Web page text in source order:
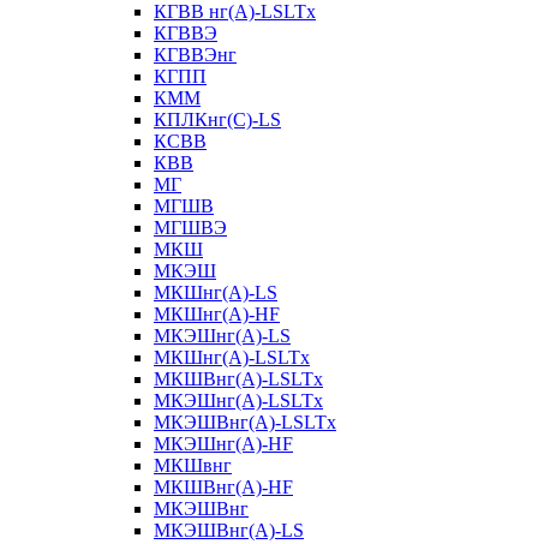
КГВВ нг(А)-LSLTx
КГВВЭ
КГВВЭнг
КГПП
КММ
КПЛКнг(C)-LS
КСВВ
КВВ
МГ
МГШВ
МГШВЭ
МКШ
МКЭШ
МКШнг(А)-LS
МКШнг(А)-HF
МКЭШнг(А)-LS
МКШнг(А)-LSLTx
МКШВнг(A)-LSLTx
МКЭШнг(А)-LSLTx
МКЭШВнг(A)-LSLTx
МКЭШнг(А)-HF
МКШвнг
МКШВнг(А)-HF
МКЭШВнг
МКЭШВнг(А)-LS